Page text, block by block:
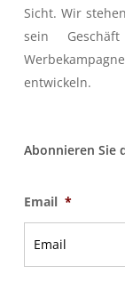
Sicht. Wir
sein
entwickeln.
Abonnieren Sie
Email *